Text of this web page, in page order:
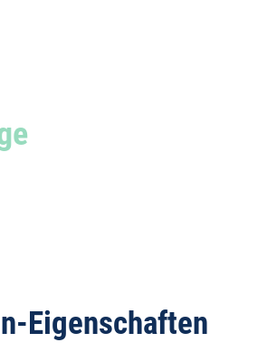
Eigenschaften